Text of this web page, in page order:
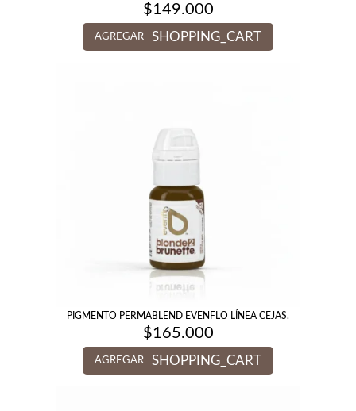
$149.000
AGREGAR SHOPPING_CART
PIGMENTO PERMABLEND EVENFLO LÍNEA CEJAS.
$165.000
AGREGAR SHOPPING_CART